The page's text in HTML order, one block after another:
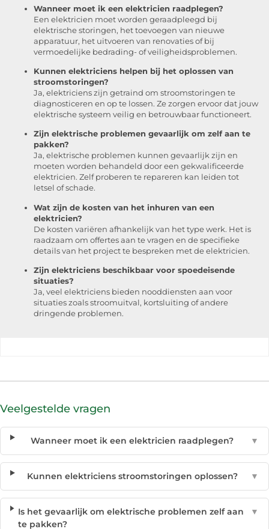
Wanneer moet ik een elektricien raadplegen?
Een elektricien moet worden geraadpleegd bij
elektrische storingen, het toevoegen van nieuwe
apparatuur, het uitvoeren van renovaties of bij
vermoedelijke bedrading- of veiligheidsproblemen.
Kunnen elektriciens helpen bij het oplossen van
stroomstoringen?
Ja, elektriciens zijn getraind om stroomstoringen te
diagnosticeren en op te lossen. Ze zorgen ervoor dat jouw
elektrische systeem veilig en betrouwbaar functioneert.
Zijn elektrische problemen gevaarlijk om zelf aan te
pakken?
Ja, elektrische problemen kunnen gevaarlijk zijn en
moeten worden behandeld door een gekwalificeerde
elektricien. Zelf proberen te repareren kan leiden tot
letsel of schade.
Wat zijn de kosten van het inhuren van een
elektricien?
De kosten variëren afhankelijk van het type werk. Het is
raadzaam om offertes aan te vragen en de specifieke
details van het project te bespreken met de elektricien.
Zijn elektriciens beschikbaar voor spoedeisende
situaties?
Ja, veel elektriciens bieden nooddiensten aan voor
situaties zoals stroomuitval, kortsluiting of andere
dringende problemen.
Veelgestelde vragen
Wanneer moet ik een elektricien raadplegen? ▼
Kunnen elektriciens stroomstoringen oplossen? ▼
Is het gevaarlijk om elektrische problemen zelf aan
te pakken?
▼